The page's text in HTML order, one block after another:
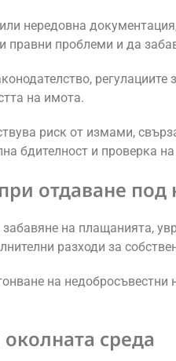
нередовна
правни проблеми и да
на имота.
риск от измами,
бдителност и проверка
отдаване под
на плащанията,
разходи за
на
среда